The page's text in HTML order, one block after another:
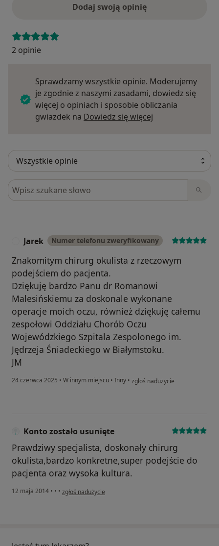
Dodaj swoją opinię
2 opinie
Sprawdzamy wszystkie opinie. Moderujemy
je zgodnie z naszymi zasadami, dowiedz się
więcej o opiniach i sposobie obliczania
gwiazdek na Dowiedz się więcej
Szukaj w opiniach
Jarek Numer telefonu zweryfikowany
Znakomitym chirurg okulista z rzeczowym
podejściem do pacjenta.
Dziękuję bardzo Panu dr Romanowi
Malesińskiemu za doskonale wykonane
operacje moich oczu, również dziękuję całemu
zespołowi Oddziału Chorób Oczu
Wojewódzkiego Szpitala Zespolonego im.
Jędrzeja Śniadeckiego w Białymstoku.
JM
24 czerwca 2025 • W innym miejscu • Inny • w opinii użytkownika Jarek
zgłoś nadużycie
Konto zostało usunięte
Prawdziwy specjalista, doskonały chirurg
okulista,bardzo konkretne,super podejście do
pacjenta oraz wysoka kultura.
12 maja 2014 • • • w opinii użytkownika Konto zostało usunięte
zgłoś nadużycie